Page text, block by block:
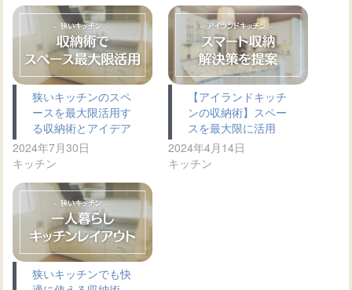
狭いキッチンのスペ
ースを最大限活用す
る収納術とアイデア
2024年7月30日
キッチン
【アイランドキッチ
ンの収納術】スペー
スを最大限に活用
2024年4月14日
キッチン
狭いキッチンでも快